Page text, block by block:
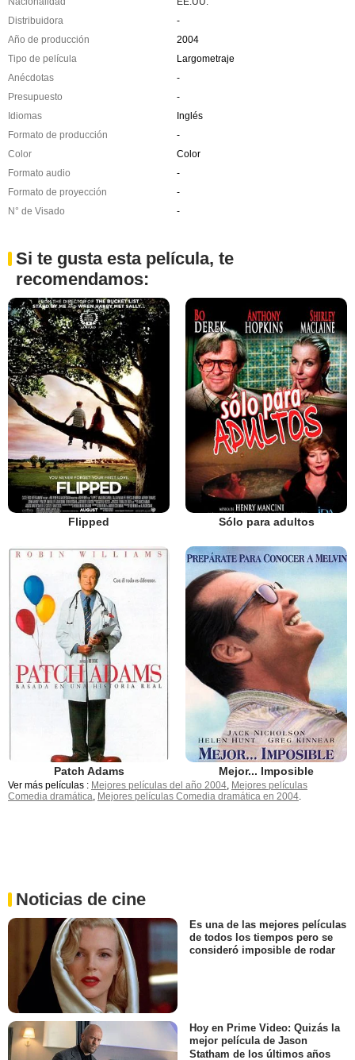
Distribuidora
-
Año de producción
2004
Tipo de película
Largometraje
Anécdotas
-
Presupuesto
-
Idiomas
Inglés
Formato de producción
-
Color
Color
Formato audio
-
Formato de proyección
-
N° de Visado
-
Si te gusta esta película, te
recomendamos:
Flipped Sólo para adultos
Patch Adams Mejor... Imposible
Ver más películas : Mejores películas del año 2004, Mejores películas
Comedia dramática, Mejores películas Comedia dramática en 2004.
Noticias de cine
Es una de las mejores películas
de todos los tiempos pero se
consideró imposible de rodar
Hoy en Prime Video: Quizás la
mejor película de Jason
Statham de los últimos años